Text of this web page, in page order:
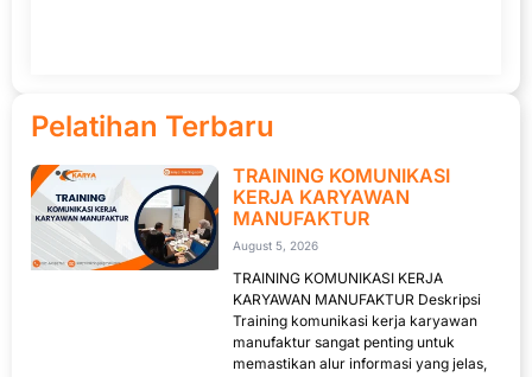
Pelatihan Terbaru
TRAINING KOMUNIKASI
KERJA KARYAWAN
MANUFAKTUR
August 5, 2026
TRAINING KOMUNIKASI KERJA
KARYAWAN MANUFAKTUR Deskripsi
Training komunikasi kerja karyawan
manufaktur sangat penting untuk
memastikan alur informasi yang jelas,